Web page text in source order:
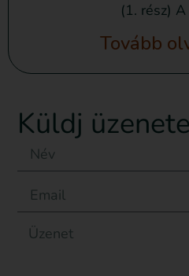
(1. rész)
Tovább
Küldj